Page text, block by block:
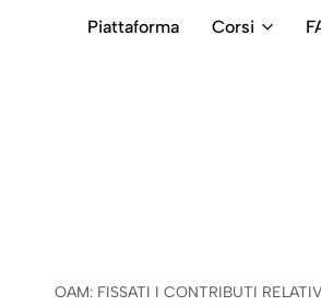
Piattaforma Corsi
OAM: FISSATI I CONTRIBUTI